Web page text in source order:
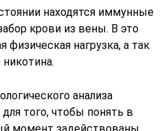
находятся иммунные
крови из вены. В это
нагрузка, а так
анализа
того, чтобы понять в